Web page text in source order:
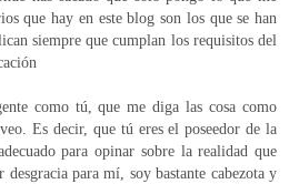
que hay en este blog son los que se han
siempre que cumplan los requisitos del
como tú, que me diga las cosa como
Es decir, que tú eres el poseedor de la
para opinar sobre la realidad que
para mí, soy bastante cabezota y